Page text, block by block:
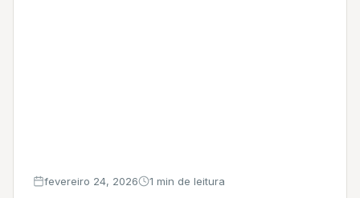
fevereiro 24, 2026 1 min de leitura